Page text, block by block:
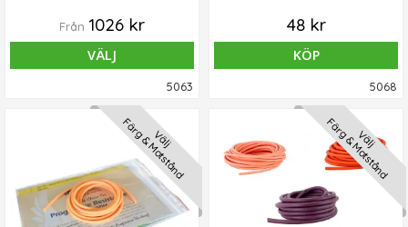
Från 1026 kr
VÄLJ
5063
48 kr
KÖP
5068
Välj
Färg & Motstånd Välj
Färg & Motstånd